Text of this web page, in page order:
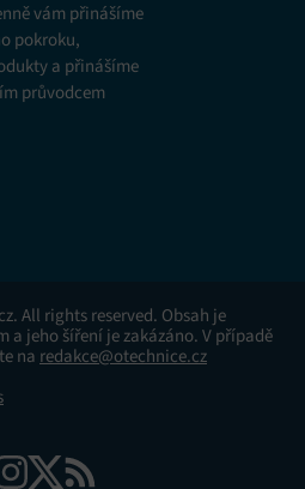
v zařízení, Použití
Vytváření profilů pro
profilů k výběru
profilů pro
profilů pro výběr
omezených údajů k výběru
Identifikace
přenášených
a zjišťování
vám přinášíme
pokroku,
a přinášíme
průvodcem
All rights reserved. Obsah je
a jeho šíření je zakázáno. V případě
na redakce@otechnice.cz